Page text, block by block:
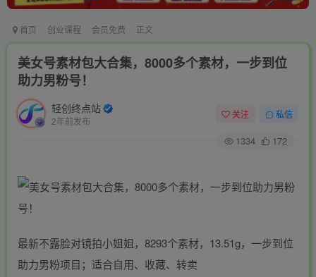
首页 创业课程 会员免费 正文
美女号素材包大合集，8000多个素材，一步到位
助力男粉号！
轻创终点站
2年前发布
关注 私信
1334 172
最新不露脸对镜拍小姐姐，8293个素材，13.51g，一步到位
助力男粉项目；适合自用、收藏、转卖